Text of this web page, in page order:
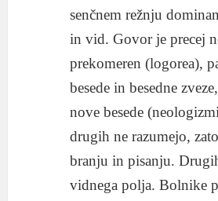
senčnem režnju
in vid. Govor je precej
prekomeren (logorea),
besede in besedne
nove besede
drugih ne razumejo,
branju in pisanju.
vidnega polja. Bolnike